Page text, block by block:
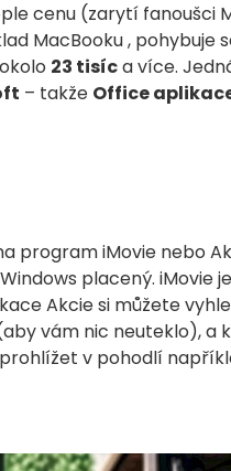
cenu (zarytí fanoušci
MacBooku , pohybuje
23 tisíca více.
– takže Office
program iMovie nebo
placený. iMovie
Akcie si můžete
vám nic neuteklo), a
v pohodlí